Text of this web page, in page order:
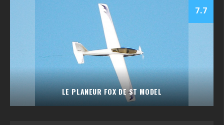
7.7
LE PLANEUR FOX DE ST MODEL